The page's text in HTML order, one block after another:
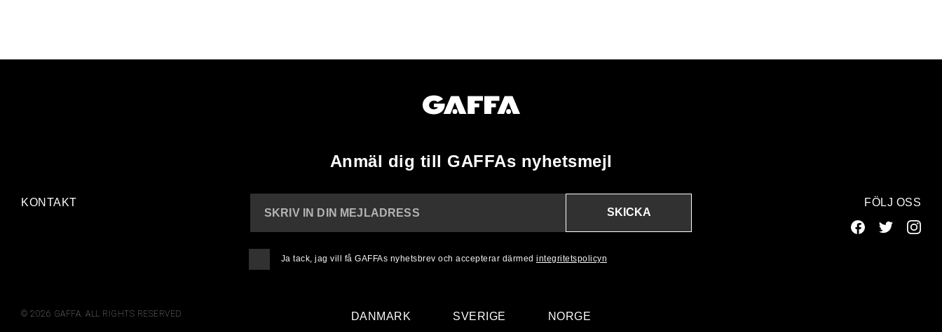
Anmäl dig till GAFFAs nyhetsmejl
KONTAKT
SKRIV IN DIN MEJLADRESS
SKICKA
Ja tack, jag vill få GAFFAs nyhetsbrev och accepterar därmed integritetspolicyn
FÖLJ OSS
© 2026 GAFFA. ALL RIGHTS RESERVED DANMARK SVERIGE NORGE